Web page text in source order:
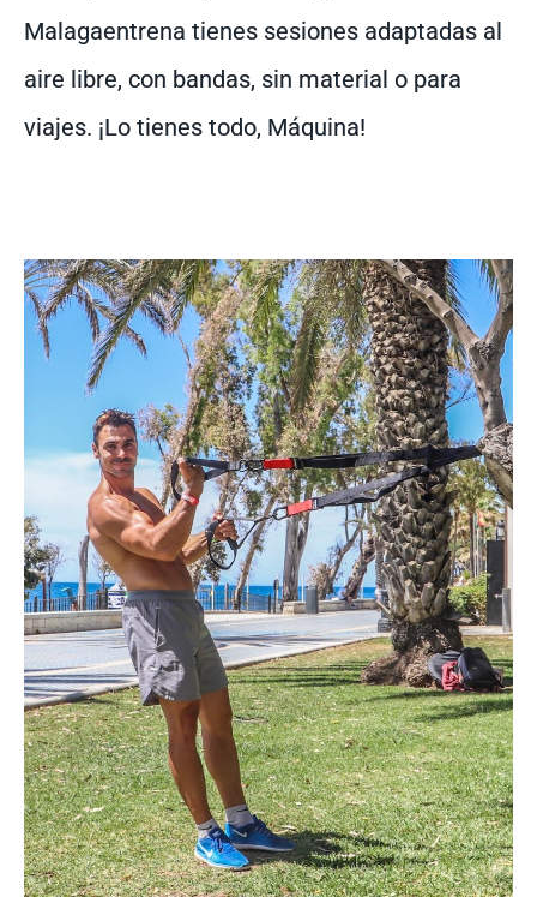
Malagaentrena tienes sesiones adaptadas al
aire libre, con bandas, sin material o para
viajes. ¡Lo tienes todo, Máquina!